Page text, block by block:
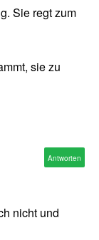
Sie regt zum
sie zu
nicht und
Antworten